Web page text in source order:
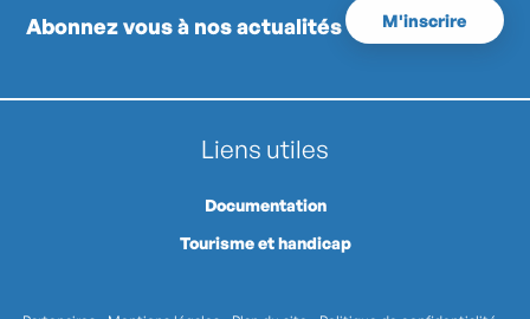
Abonnez vous à nos actualités M'inscrire
Liens utiles
Documentation
Tourisme et handicap